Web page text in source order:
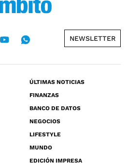
NEWSLETTER
ÚLTIMAS NOTICIAS
FINANZAS
BANCO DE DATOS
NEGOCIOS
LIFESTYLE
MUNDO
EDICIÓN IMPRESA